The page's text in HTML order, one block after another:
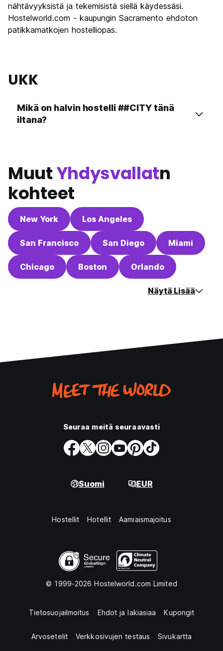
nähtävyyksistä ja tekemisistä siellä käydessäsi.
Hostelworld.com - kaupungin Sacramento ehdoton
patikkamatkojen hostelliopas.
UKK
Mikä on halvin hostelli ##CITY tänä
iltana?
MuutYhdysvallatn
kohteet
New York Los Angeles
San Francisco San Diego Miami
Chicago Boston Orlando
Näytä Lisää
Seuraa meitä seuraavasti
Suomi EUR
Hostellit Hotellit Aamiaismajoitus
© 1999-2026 Hostelworld.com Limited
Tietosuojailmoitus Ehdot ja lakiasiaa Kupongit
Arvosetelit Verkkosivujen testaus Sivukartta